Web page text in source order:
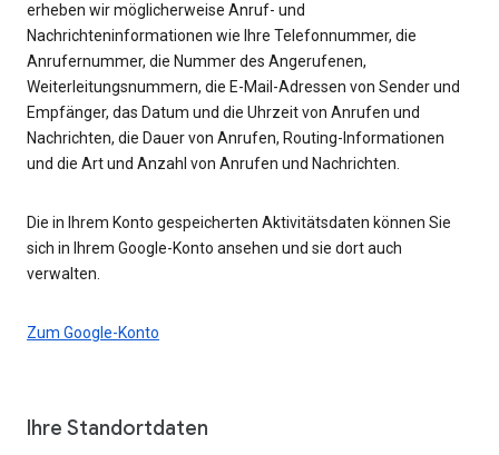
erheben wir möglicherweise Anruf- und
Nachrichteninformationen wie Ihre Telefonnummer, die
Anrufernummer, die Nummer des Angerufenen,
Weiterleitungsnummern, die E-Mail-Adressen von Sender und
Empfänger, das Datum und die Uhrzeit von Anrufen und
Nachrichten, die Dauer von Anrufen, Routing-Informationen
und die Art und Anzahl von Anrufen und Nachrichten.
Die in Ihrem Konto gespeicherten Aktivitätsdaten können Sie
sich in Ihrem Google-Konto ansehen und sie dort auch
verwalten.
Zum Google-Konto
Ihre Standortdaten